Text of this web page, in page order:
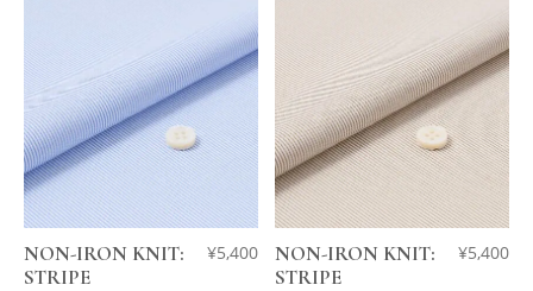
NON-IRON KNIT:
STRIPE
¥5,400
NON-IRON KNIT:
STRIPE
¥5,400